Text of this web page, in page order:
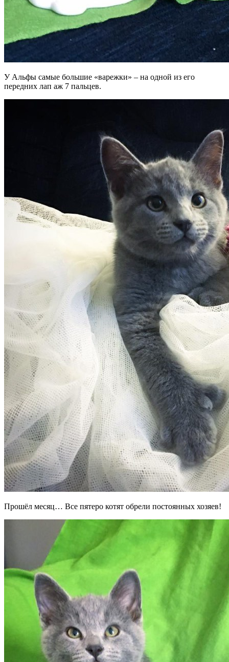
У Альфы самые большие «варежки» – на одной из его
передних лап аж 7 пальцев.
Прошёл месяц… Все пятеро котят обрели постоянных хозяев!